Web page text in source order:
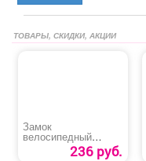
ТОВАРЫ, СКИДКИ, АКЦИИ
Замок
велосипедный
«Apecs PD-80-35СМ»
236 руб.